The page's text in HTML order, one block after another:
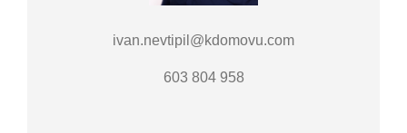
ivan.nevtipil@kdomovu.com
603 804 958